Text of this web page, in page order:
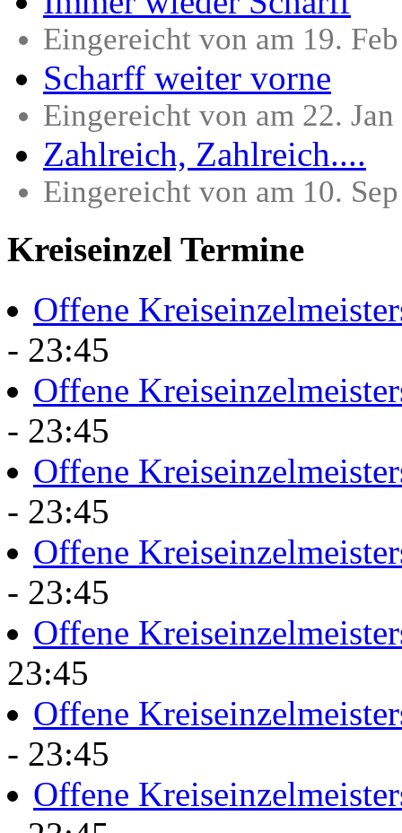
Eingereicht von am 19.
Scharff weiter vorne
Eingereicht von am 22.
Zahlreich, Zahlreich....
Eingereicht von am 10.
Kreiseinzel Termine
Offene
- 23:45
Offene
- 23:45
Offene
- 23:45
Offene
- 23:45
Offene
23:45
Offene
- 23:45
Offene